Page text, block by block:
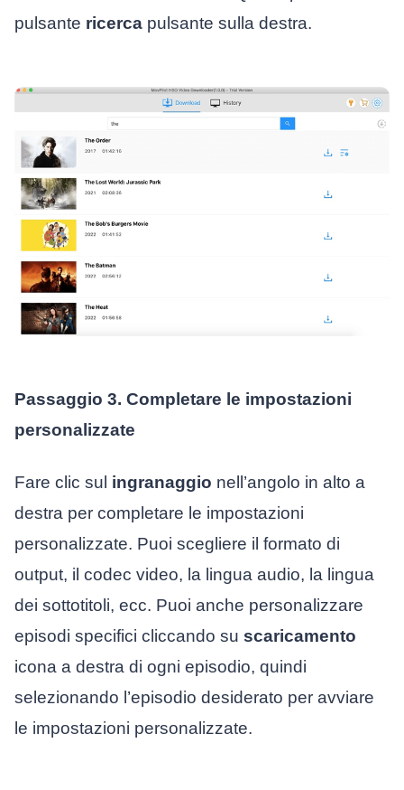
pulsante ricercapulsante sulla destra.
Passaggio 3. Completare le impostazioni
personalizzate
Fare clic sul ingranaggio nell’angolo in alto a
destra per completare le impostazioni
personalizzate. Puoi scegliere il formato di
output, il codec video, la lingua audio, la lingua
dei sottotitoli, ecc. Puoi anche personalizzare
episodi specifici cliccando su scaricamento
icona a destra di ogni episodio, quindi
selezionando l’episodio desiderato per avviare
le impostazioni personalizzate.